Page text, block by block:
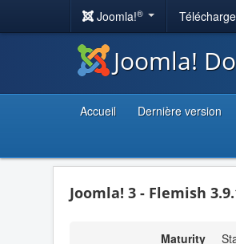
Joomla!®
Joomla!
Accueil Dernière version
Joomla! 3 - Flemish
Maturity